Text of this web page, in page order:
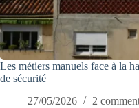
Les métiers manuels face à la
de sécurité
27/05/2026
2